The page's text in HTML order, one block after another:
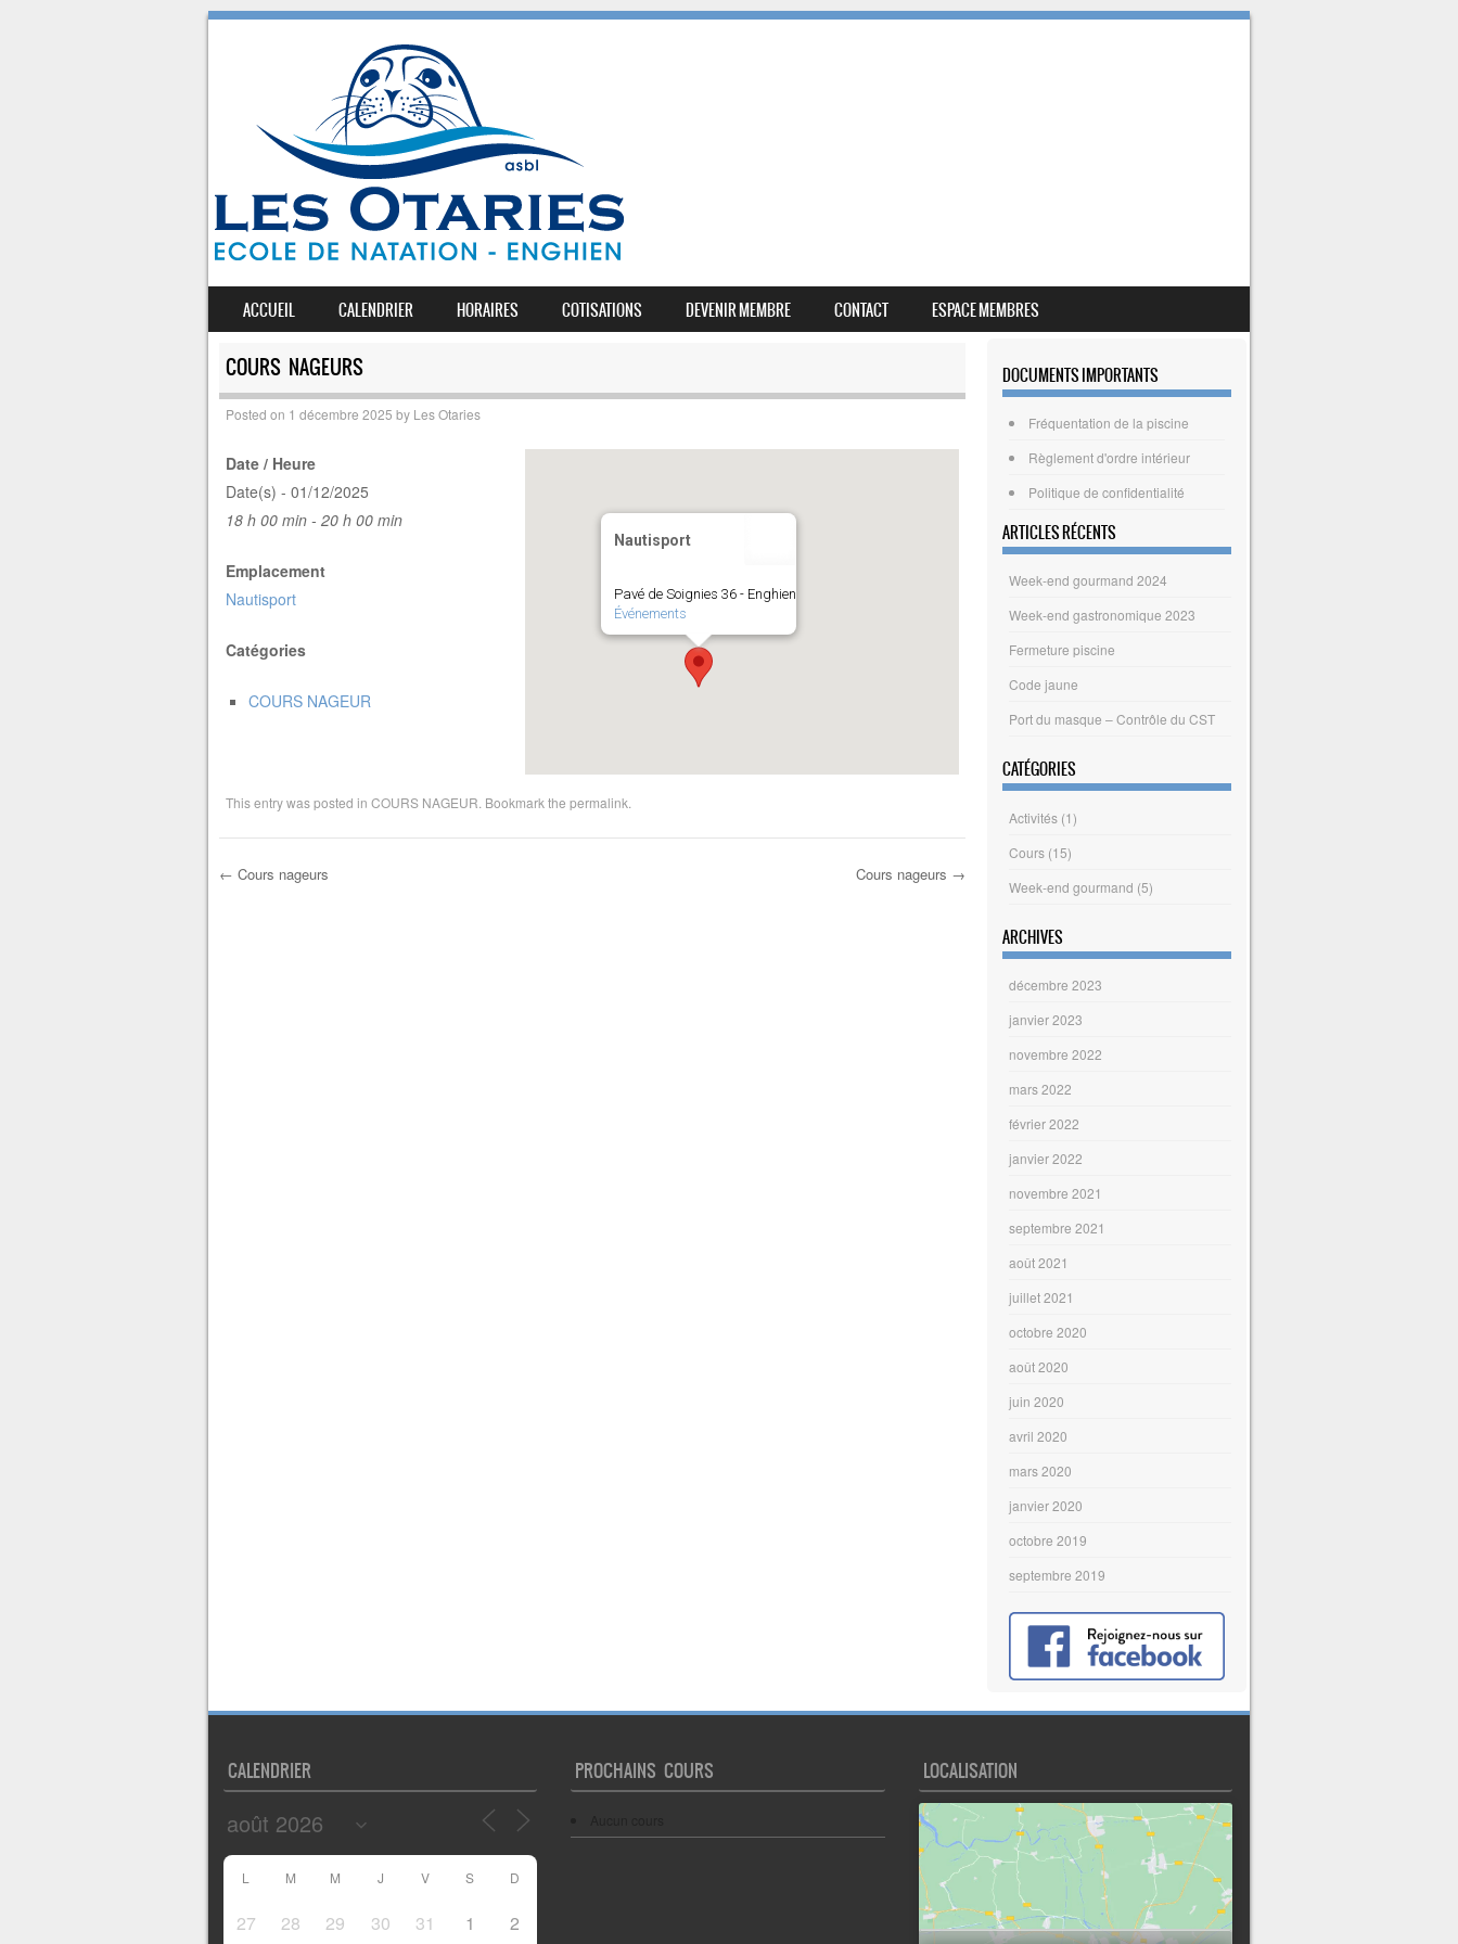
MENU
SKIP TO CONTENT
ACCUEIL CALENDRIER HORAIRES COTISATIONS DEVENIR MEMBRE CONTACT ESPACE MEMBRES
COURS NAGEURS
Posted on 1 décembre 2025 by Les Otaries
Nautisport
Pavé de Soignies 36 - Enghien
Événements
Date / Heure
Date(s) - 01/12/2025
18 h 00 min - 20 h 00 min
Emplacement
Nautisport
Catégories
COURS NAGEUR
This entry was posted in COURS NAGEUR . Bookmark the permalink
← Cours nageurs Cours nageurs →
DOCUMENTS IMPORTANTS
Fréquentation de la piscine
Règlement d'ordre intérieur
Politique de confidentialité
ARTICLES RÉCENTS
Week-end gourmand 2024
Week-end gastronomique 2023
Fermeture piscine
Code jaune
Port du masque – Contrôle du CST
CATÉGORIES
Activités (1)
Cours (15)
Week-end gourmand (5)
ARCHIVES
décembre 2023
janvier 2023
novembre 2022
mars 2022
février 2022
janvier 2022
novembre 2021
septembre 2021
août 2021
juillet 2021
octobre 2020
août 2020
juin 2020
avril 2020
mars 2020
janvier 2020
octobre 2019
septembre 2019
CALENDRIER
L M M J V S D
27 28 29 30 31 1 2
PROCHAINS COURS LOCALISATION